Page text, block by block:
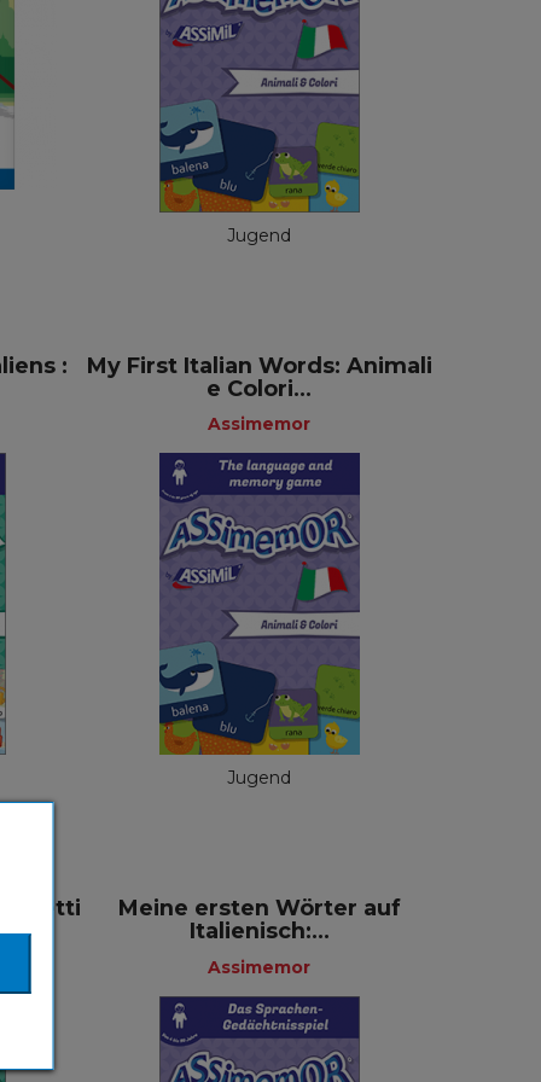
Jugend
Assimemor
Französisch
4,99 €
:
My First Italian Words: Animali
e Colori...
Assimemor
Jugend
Assimemor
Englisch
4,99 €
Meine ersten Wörter auf
Italienisch:...
Assimemor